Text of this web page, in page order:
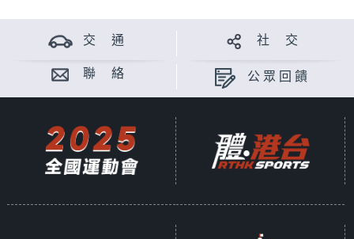
交 通 社 交
聯 絡 公眾回饋